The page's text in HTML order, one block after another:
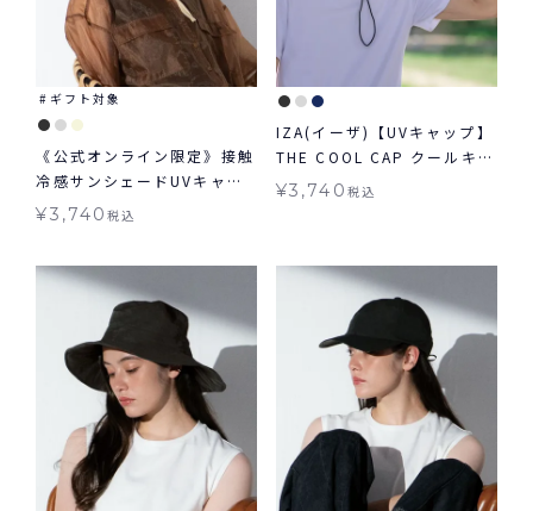
ギフト対象
《公式オンライン限定》接触
冷感サンシェードUVキャッ
プ W by Wpc. 帽子 ギフト
¥3,740税込
IZA(イーザ)【UVキャップ】
THE COOL CAP クールキャ
ップ 接触冷感 帽子 UV グッ
¥3,740 税込